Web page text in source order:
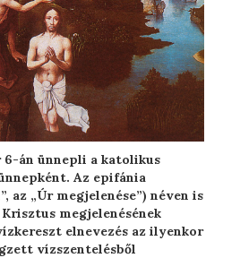
án ünnepli a katolikus
Az epifánia
az „Úr megjelenése”) néven is
megjelenésének
elnevezés az ilyenkor
vízszentelésből